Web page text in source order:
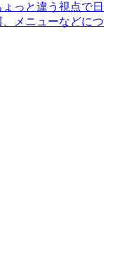
っと違う視点で日
メニューなどにつ